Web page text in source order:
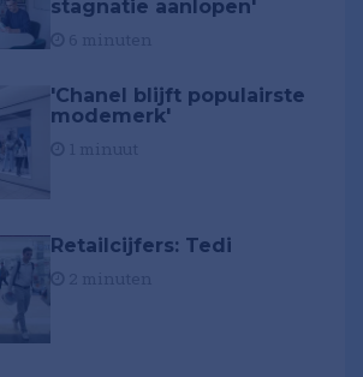
stagnatie aanlopen'
'Chanel blijft populairste
modemerk'
Retailcijfers: Tedi